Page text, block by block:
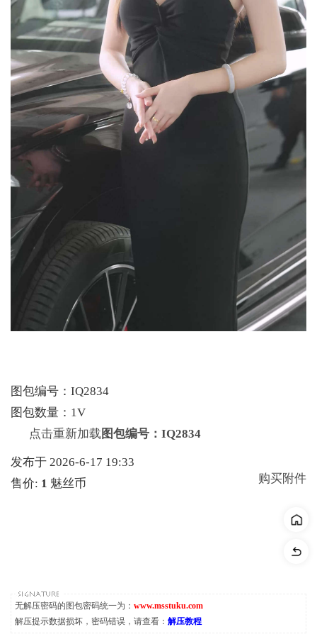
图包编号：IQ2834
图包数量：1V
点击重新加载 图包编号：IQ2834
发布于 2026-6-17 19:33
售价: 1 魅丝币 购买附件
无解压密码的图包密码统一为： www.msstuku.com
解压提示数据损坏，密码错误，请查看： 解压教程